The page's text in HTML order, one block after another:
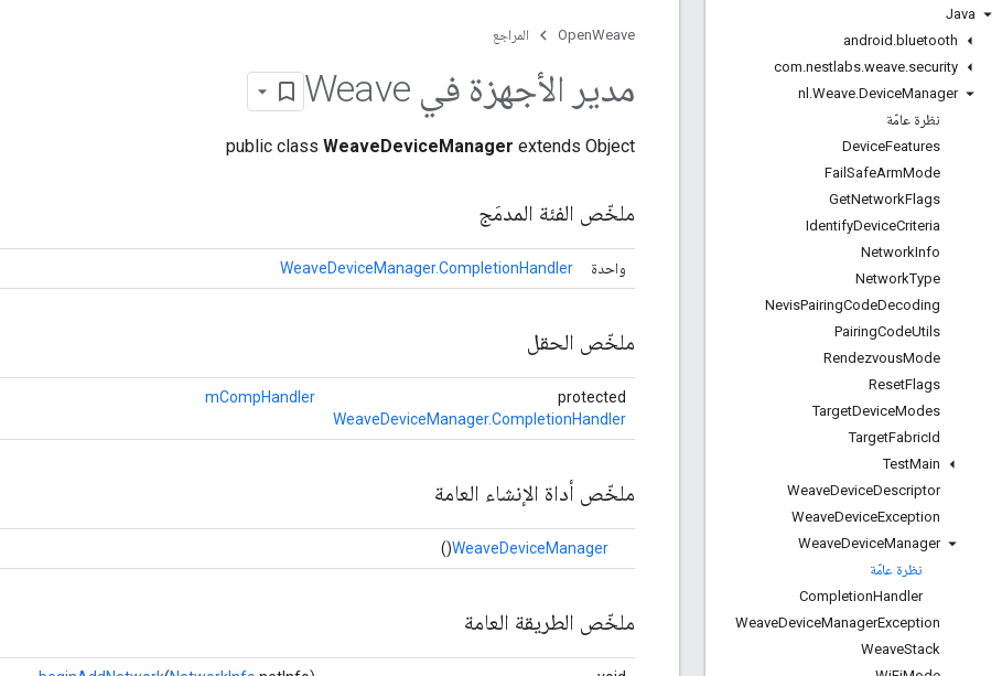
Java
android .bluetooth
com.nestlabs.weave.security
nl .Weave.DeviceManager
نظرة عامّة
DeviceFeatures
Fail SafeArmMode
GetNetworkFlags
IdentifyDeviceCriteria
NetworkInfo
NetworkType
NevisPairingCodeDecoding
PairingCodeUtils
RendezvousMode
ResetFlags
TargetDeviceModes
TargetFabricId
TestMain
WeaveDeviceDescriptor
WeaveDeviceException
WeaveDeviceManager
نظرة عامّة
CompletionHandler
WeaveDeviceManagerException
WeaveStack
OpenWeave المراجع
مدير الأجهزة في Weave
public class WeaveDeviceManager extends Object
ملخّص الفئة المدمَج
واحدة WeaveDeviceManager.CompletionHandler
ملخّص الحقل
protected
WeaveDeviceManager.CompletionHandler
mCompHandler
ملخّص أداة الإنشاء العامة
WeaveDeviceManager
()
ملخّص الطريقة العامة